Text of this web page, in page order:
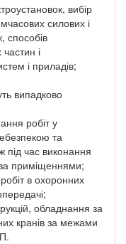
вибір
силових і
способів
і
і приладів;
випадково
робіт у
та
під час виконання
приміщеннями;
в охоронних
обладнання за
кранів за межами